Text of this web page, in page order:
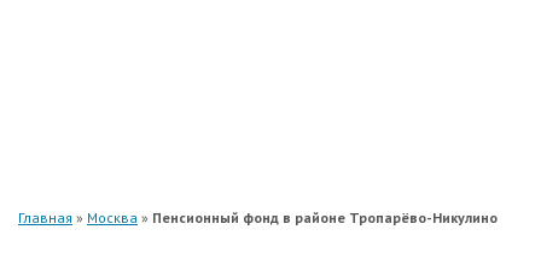
Главная » Москва » Пенсионный фонд в районе Тропарёво-Никулино